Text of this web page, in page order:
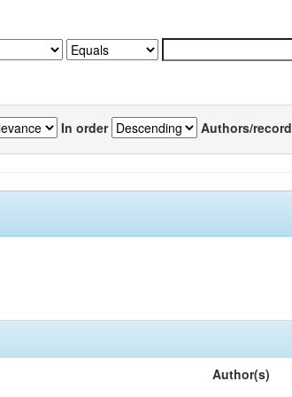
In order Authors/record
Author(s)